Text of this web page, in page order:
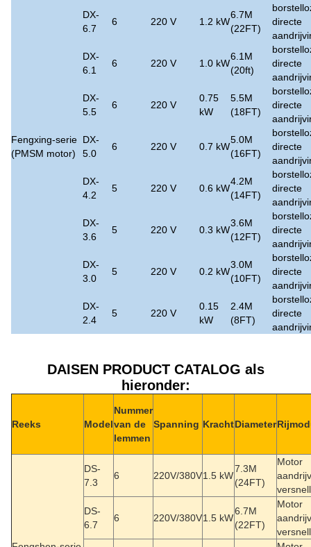
Fengxing-serie
(PMSM motor)
DX-
6.7
6 220 V 1.2 kW
6.7M
(22FT)
directe
DX-
6.1
6 220 V 1.0 kW
6.1M
(20ft)
directe
DX-
5.5
6 220 V
0.75
kW
5.5M
(18FT)
directe
DX-
5.0
6 220 V 0.7 kW
5.0M
(16FT)
directe
DX-
4.2
5 220 V 0.6 kW
4.2M
(14FT)
directe
DX-
3.6
5 220 V 0.3 kW
3.6M
(12FT)
directe
DX-
3.0
5 220 V 0.2 kW
3.0M
(10FT)
directe
DX-
2.4
5 220 V
0.15
kW
2.4M
(8FT)
directe
DAISEN PRODUCT CATALOG als
hieronder:
Reeks Model
Nummer
van de
lemmen
Spanning KrachtDiameter
DS-
7.3
6 220V/380V1.5 kW
7.3M
(24FT)
Motor
DS-
6.7
6 220V/380V1.5 kW
6.7M
(22FT)
Motor